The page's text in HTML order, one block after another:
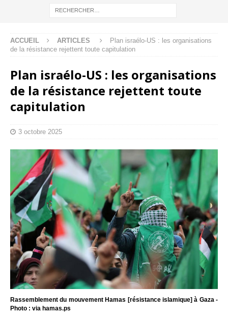
ACCUEIL ARTICLES
Plan israélo-US : les organisations
de la résistance rejettent toute capitulation
Plan israélo-US : les organisations
de la résistance rejettent toute
capitulation
3 octobre 2025
Rassemblement du mouvement Hamas [résistance islamique] à Gaza -
Photo : via hamas.ps